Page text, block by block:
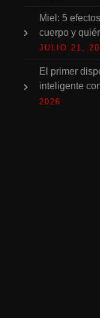
Miel: 5
cuerpo y
JULIO 21,
El primer
inteligente
2026